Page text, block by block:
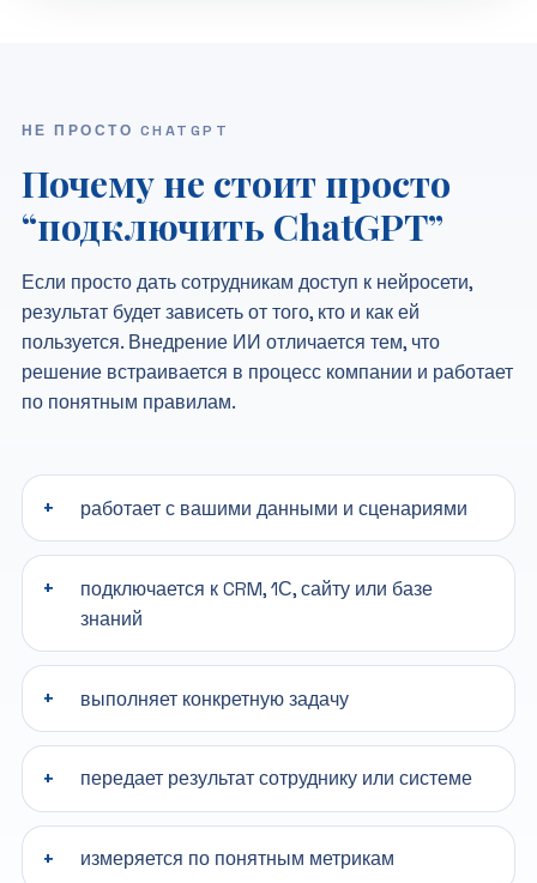
НЕ ПРОСТО CHATGPT
Почему не стоит просто
“подключить ChatGPT”
Если просто дать сотрудникам доступ к нейросети,
результат будет зависеть от того, кто и как ей
пользуется. Внедрение ИИ отличается тем, что
решение встраивается в процесс компании и работает
по понятным правилам.
работает с вашими данными и сценариями
подключается к CRM, 1С, сайту или базе
знаний
выполняет конкретную задачу
передает результат сотруднику или системе
измеряется по понятным метрикам